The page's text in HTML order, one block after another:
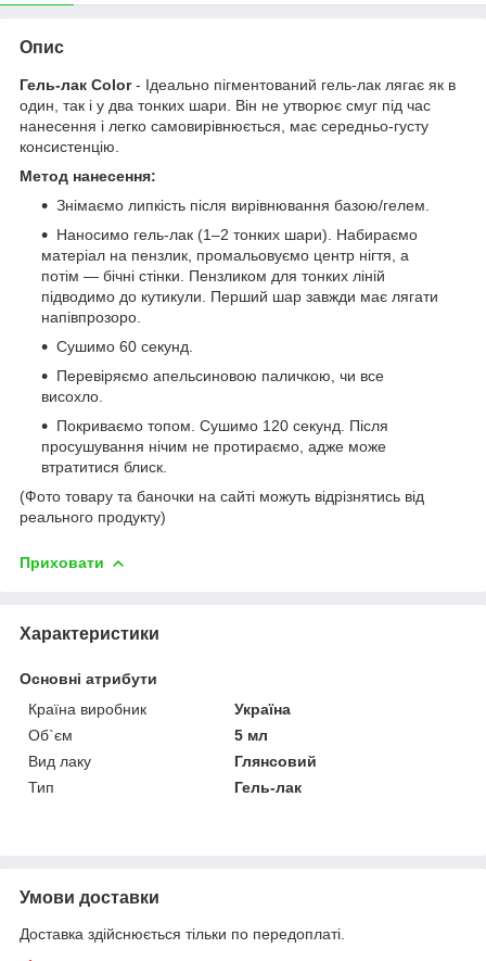
Опис
Гель-лак Color- Ідеально пігментований гель-лак лягає як в
один, так і у два тонких шари. Він не утворює смуг під час
нанесення і легко самовирівнюється, має середньо-густу
консистенцію.
Метод нанесення:
Знімаємо липкість після вирівнювання базою/гелем.
Наносимо гель-лак (1–2 тонких шари). Набираємо
матеріал на пензлик, промальовуємо центр нігтя, а
потім — бічні стінки. Пензликом для тонких ліній
підводимо до кутикули. Перший шар завжди має лягати
напівпрозоро.
Сушимо 60 секунд.
Перевіряємо апельсиновою паличкою, чи все
висохло.
Покриваємо топом. Сушимо 120 секунд. Після
просушування нічим не протираємо, адже може
втратитися блиск.
(Фото товару та баночки на сайті можуть відрізнятись від
реального продукту)
Приховати
Характеристики
Основні атрибути
Країна виробник
Україна
Об`єм
5 мл
Вид лаку
Глянсовий
Тип
Гель-лак
Умови доставки
Доставка здійснюється тільки по передоплаті.